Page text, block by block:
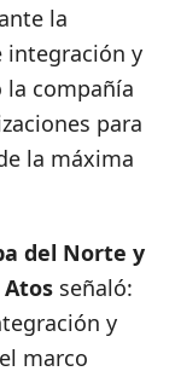
la
integración y
la compañía
para
la máxima
del Norte y
Atos señaló:
y
marco